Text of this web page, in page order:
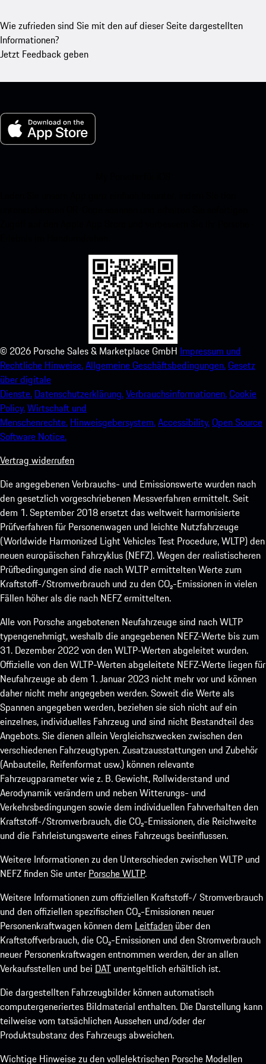
Wie zufrieden sind Sie mit den auf dieser Seite dargestellten
Informationen?
Jetzt Feedback geben
© 2026 Porsche Sales & Marketplace GmbH Impressum und
Rechtliche Hinweise.Allgemeine Geschäftsbedingungen.Gesetz
über digitale
Dienste. Datenschutzerklärung.Verbrauchsinformationen.Cookie
Policy.Wirtschaft und
Menschenrechte. Hinweisgebersystem.Accessibility.Open Source
Software Notice.
Vertrag widerrufen
Die angegebenen Verbrauchs- und Emissionswerte wurden nach
den gesetzlich vorgeschriebenen Messverfahren ermittelt. Seit
dem 1. September 2018 ersetzt das weltweit harmonisierte
Prüfverfahren für Personenwagen und leichte Nutzfahrzeuge
(Worldwide Harmonized Light Vehicles Test Procedure, WLTP) den
neuen europäischen Fahrzyklus (NEFZ). Wegen der realistischeren
Prüfbedingungen sind die nach WLTP ermittelten Werte zum
Kraftstoff-/Stromverbrauch und zu den CO₂-Emissionen in vielen
Fällen höher als die nach NEFZ ermittelten.
Alle von Porsche angebotenen Neufahrzeuge sind nach WLTP
typengenehmigt, weshalb die angegebenen NEFZ-Werte bis zum
31. Dezember 2022 von den WLTP-Werten abgeleitet wurden.
Offizielle von den WLTP-Werten abgeleitete NEFZ-Werte liegen für
Neufahrzeuge ab dem 1. Januar 2023 nicht mehr vor und können
daher nicht mehr angegeben werden. Soweit die Werte als
Spannen angegeben werden, beziehen sie sich nicht auf ein
einzelnes, individuelles Fahrzeug und sind nicht Bestandteil des
Angebots. Sie dienen allein Vergleichszwecken zwischen den
verschiedenen Fahrzeugtypen. Zusatzausstattungen und Zubehör
(Anbauteile, Reifenformat usw.) können relevante
Fahrzeugparameter wie z. B. Gewicht, Rollwiderstand und
Aerodynamik verändern und neben Witterungs- und
Verkehrsbedingungen sowie dem individuellen Fahrverhalten den
Kraftstoff-/Stromverbrauch, die CO₂-Emissionen, die Reichweite
und die Fahrleistungswerte eines Fahrzeugs beeinflussen.
Weitere Informationen zu den Unterschieden zwischen WLTP und
NEFZ finden Sie unter Porsche WLTP.
Weitere Informationen zum offiziellen Kraftstoff-/ Stromverbrauch
und den offiziellen spezifischen CO₂-Emissionen neuer
Personenkraftwagen können dem Leitfaden über den
Kraftstoffverbrauch, die CO₂-Emissionen und den Stromverbrauch
neuer Personenkraftwagen entnommen werden, der an allen
Verkaufsstellen und bei DAT unentgeltlich erhältlich ist.
Die dargestellten Fahrzeugbilder können automatisch
computergeneriertes Bildmaterial enthalten. Die Darstellung kann
teilweise vom tatsächlichen Aussehen und/oder der
Produktsubstanz des Fahrzeugs abweichen.
Wichtige Hinweise zu den vollelektrischen Porsche Modellen